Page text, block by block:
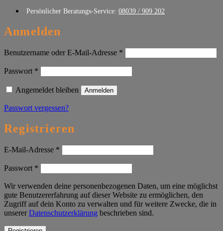
Persönlicher Beratungs-Service: 08039 / 909 202
Anmelden
Benutzername oder E-Mail-Adresse *
Passwort *
Angemeldet bleiben Anmelden
Passwort vergessen?
Registrieren
E-Mail-Adresse *
Passwort *
Wir verwenden deine personenbezogenen Daten, um eine möglichst
gute Benutzererfahrung auf dieser Website zu ermöglichen, den
Zugriff auf dein Konto zu verwalten und für weitere Zwecke, die in
unserer Datenschutzerklärung beschrieben sind.